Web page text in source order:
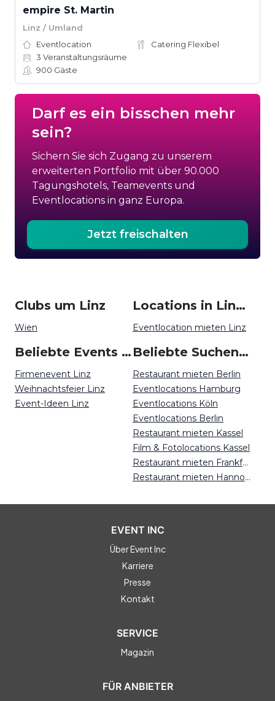
empire St. Martin
Linz / Umland
Eventlocation
Catering Flexibel
3 Veranstaltungsräume
900 Gäste
Darf es ein bisschen mehr
sein?
Sichern Sie sich Zugang zu unserem
erweiterten Portfolio mit über 90.000
Tagungshotels, Teamevents und
Eventlocations in ganz Europa.
Jetzt freischalten
Clubs um Linz
Wien
Locations in Linz mieten
Eventlocation mieten Linz
Beliebte Events in Linz
Firmenevent Linz
Weihnachtsfeier Linz
Event-Ideen Linz
Beliebte Suchen auf Event Inc
Restaurant mieten Berlin
Eventlocations Hamburg
Eventlocations Köln
Eventlocations Berlin
Restaurant mieten Kassel
Film & Fotolocations Kassel
Restaurant mieten Frankfurt
Restaurant mieten Hannover
EVENT INC
Über Event Inc
Karriere
Presse
Kontakt
SERVICE
Magazin
FÜR ANBIETER